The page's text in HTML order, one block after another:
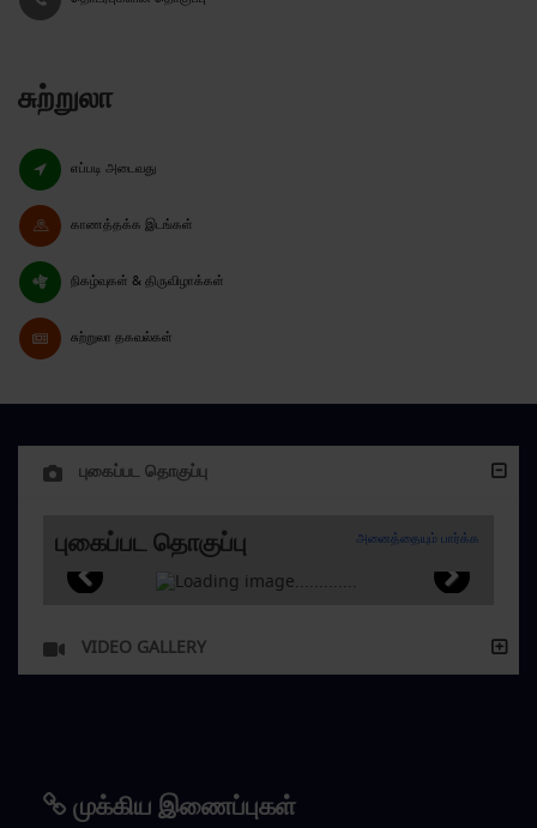
சுற்றுலா
எப்படி அடைவது
காணத்தக்க இடங்கள்
நிகழ்வுகள் & திருவிழாக்கள்
சுற்றுலா தகவல்கள்
புகைப்பட தொகுப்பு
புகைப்பட தொகுப்பு அனைத்தையும் பார்க்க
VIDEO GALLERY
முக்கிய இணைப்புகள்